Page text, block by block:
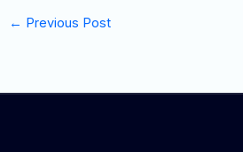
← Previous Post